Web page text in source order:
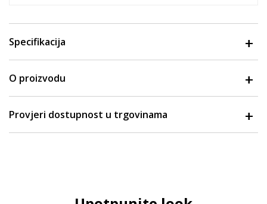
Specifikacija
O proizvodu
Provjeri dostupnost u trgovinama